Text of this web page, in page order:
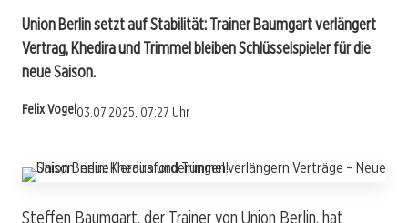
Union Berlin setzt auf Stabilität: Trainer Baumgart verlängert
Vertrag, Khedira und Trimmel bleiben Schlüsselspieler für die
neue Saison.
Felix Vogel 03.07.2025, 07:27 Uhr
Steffen Baumgart, der Trainer von Union Berlin, hat